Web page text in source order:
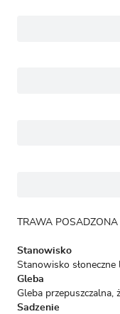
TRAWA
Stanowisko
Stanowisko
Gleba
Gleba przepuszczalna,
Sadzenie